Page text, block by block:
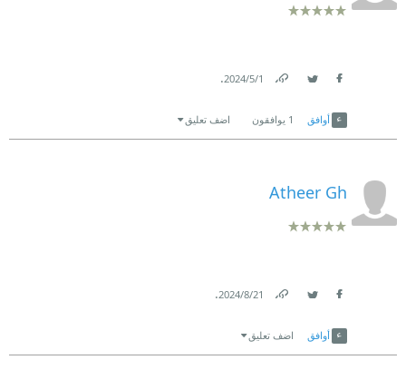
1‏/5‏/2024
.
أوافق 1 يوافقون اضف تعليق
Atheer Gh
21‏/8‏/2024
.
أوافق اضف تعليق